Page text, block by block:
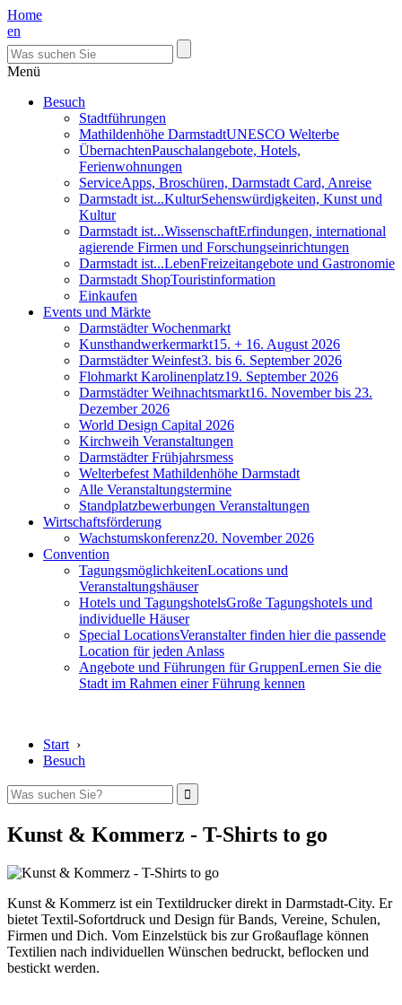
Home
en
Menü
Besuch
Stadtführungen
Mathildenhöhe DarmstadtUNESCO Welterbe
ÜbernachtenPauschalangebote, Hotels,
Ferienwohnungen
ServiceApps, Broschüren, Darmstadt Card, Anreise
Darmstadt ist...KulturSehenswürdigkeiten, Kunst und
Kultur
Darmstadt ist...WissenschaftErfindungen, international
agierende Firmen und Forschungseinrichtungen
Darmstadt ist...LebenFreizeitangebote und Gastronomie
Darmstadt ShopTouristinformation
Einkaufen
Events und Märkte
Darmstädter Wochenmarkt
Kunsthandwerkermarkt15. + 16. August 2026
Darmstädter Weinfest3. bis 6. September 2026
Flohmarkt Karolinenplatz19. September 2026
Darmstädter Weihnachtsmarkt16. November bis 23.
Dezember 2026
World Design Capital 2026
Kirchweih Veranstaltungen
Darmstädter Frühjahrsmess
Welterbefest Mathildenhöhe Darmstadt
Alle Veranstaltungstermine
Standplatzbewerbungen Veranstaltungen
Wirtschaftsförderung
Wachstumskonferenz20. November 2026
Convention
TagungsmöglichkeitenLocations und
Veranstaltungshäuser
Hotels und TagungshotelsGroße Tagungshotels und
individuelle Häuser
Special LocationsVeranstalter finden hier die passende
Location für jeden Anlass
Angebote und Führungen für GruppenLernen Sie die
Stadt im Rahmen einer Führung kennen
Start ›
Besuch
Kunst & Kommerz - T-Shirts to go
Kunst & Kommerz ist ein Textildrucker direkt in Darmstadt-City. Er
bietet Textil-Sofortdruck und Design für Bands, Vereine, Schulen,
Firmen und Dich. Vom Einzelstück bis zur Großauflage können
Textilien nach individuellen Wünschen bedruckt, beflocken und
bestickt werden.